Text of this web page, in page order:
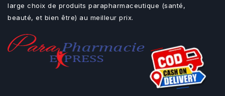
large choix de produits parapharmaceutique (santé,
beauté, et bien être) au meilleur prix.